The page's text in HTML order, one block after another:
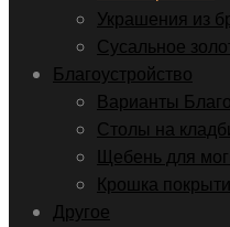
Украшения из
Сусальное
Благоустройство
Варианты
Столы на
Щебень для
Крошка
Другое